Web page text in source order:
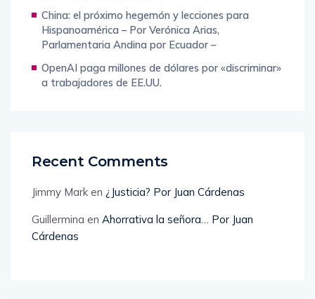
China: el próximo hegemón y lecciones para
Hispanoamérica – Por Verónica Arias,
Parlamentaria Andina por Ecuador –
OpenAI paga millones de dólares por «discriminar»
a trabajadores de EE.UU.
Recent Comments
Jimmy Mark en ¿Justicia? Por Juan Cárdenas
Guillermina en Ahorrativa la señora… Por Juan
Cárdenas